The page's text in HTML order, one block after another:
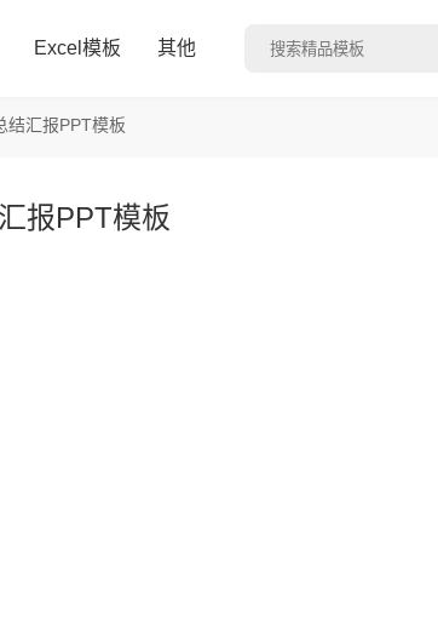
Excel模板 其他
结汇报PPT模板
报PPT模板